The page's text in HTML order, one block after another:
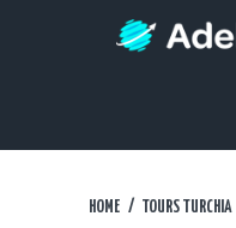
HOME
TOURS TURCHIA
AGENZIA
DICONO DI NOI